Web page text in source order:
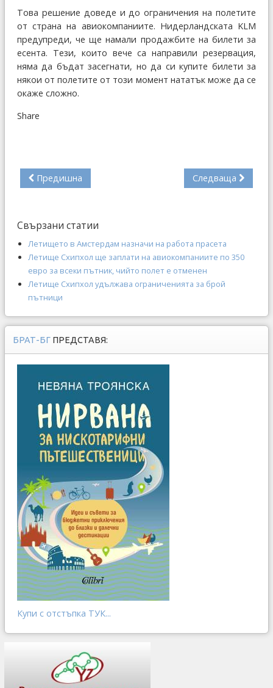
Това решение доведе и до ограничения на полетите
от страна на авиокомпаниите. Нидерландската KLM
предупреди, че ще намали продажбите на билети за
есента. Тези, които вече са направили резервация,
няма да бъдат засегнати, но да си купите билети за
някои от полетите от този момент нататък може да се
окаже сложно.
Share
Предишна Следваща
Свързани статии
Летището в Амстердам назначи на работа прасета
Летище Схипхол ще заплати на авиокомпаниите по 350
евро за всеки пътник, чийто полет е отменен
Летище Схипхол удължава ограниченията за брой
пътници
БРАТ-БГ ПРЕДСТАВЯ:
Купи с отстъпка ТУК...